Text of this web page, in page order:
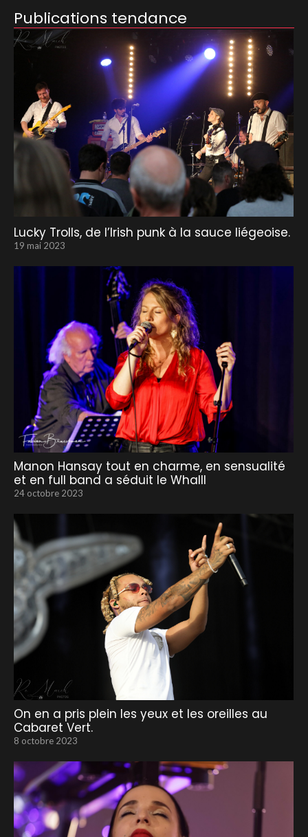
Publications tendance
Lucky Trolls, de l’Irish punk à la sauce liégeoise.
19 mai 2023
Manon Hansay tout en charme, en sensualité
et en full band a séduit le Whalll
24 octobre 2023
On en a pris plein les yeux et les oreilles au
Cabaret Vert.
8 octobre 2023